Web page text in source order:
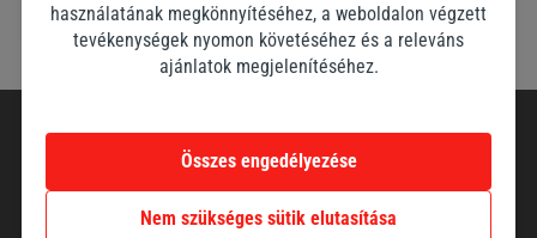
használatának megkönnyítéséhez, a weboldalon végzett
tevékenységek nyomon követéséhez és a releváns
ajánlatok megjelenítéséhez.
Összes engedélyezése
Nem szükséges sütik elutasítása